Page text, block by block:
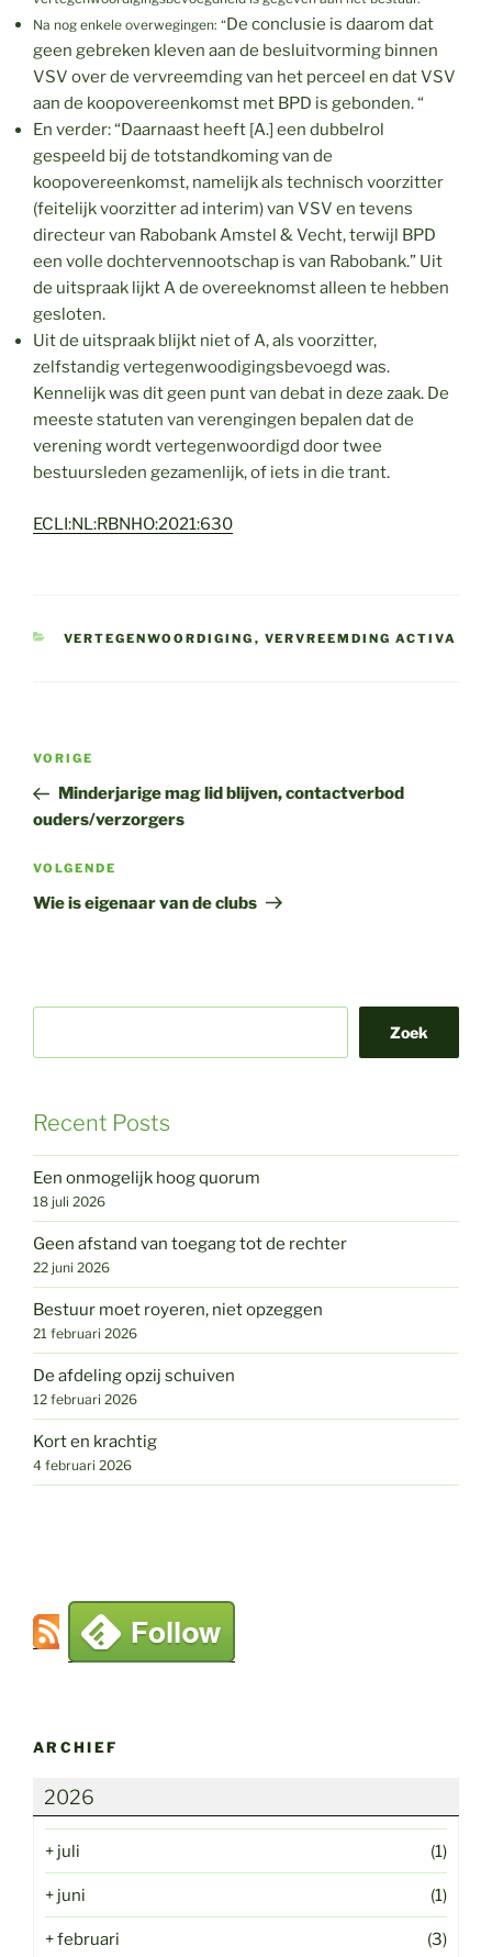
Na nog enkele overwegingen: “De conclusie is daarom dat
geen gebreken kleven aan de besluitvorming binnen
VSV over de vervreemding van het perceel en dat VSV
aan de koopovereenkomst met BPD is gebonden. “
En verder: “Daarnaast heeft [A.] een dubbelrol
gespeeld bij de totstandkoming van de
koopovereenkomst, namelijk als technisch voorzitter
(feitelijk voorzitter ad interim) van VSV en tevens
directeur van Rabobank Amstel & Vecht, terwijl BPD
een volle dochtervennootschap is van Rabobank.” Uit
de uitspraak lijkt A de overeeknomst alleen te hebben
gesloten.
Uit de uitspraak blijkt niet of A, als voorzitter,
zelfstandig vertegenwoodigingsbevoegd was.
Kennelijk was dit geen punt van debat in deze zaak. De
meeste statuten van verengingen bepalen dat de
verening wordt vertegenwoordigd door twee
bestuursleden gezamenlijk, of iets in die trant.
ECLI:NL:RBNHO:2021:630
CATEGORIEËN
VERTEGENWOORDIGING , VERVREEMDING ACTIVA
Bericht
Vorig
bericht
VORIGE
Minderjarige mag lid blijven, contactverbod
ouders/verzorgers
Volgend
bericht
VOLGENDE
Wie is eigenaar van de clubs
Zoek
Recent Posts
Een onmogelijk hoog quorum
18 juli 2026
Geen afstand van toegang tot de rechter
22 juni 2026
Bestuur moet royeren, niet opzeggen
21 februari 2026
De afdeling opzij schuiven
12 februari 2026
Kort en krachtig
4 februari 2026
ARCHIEF
2026
+ juli (1)
+ juni (1)
+februari (3)